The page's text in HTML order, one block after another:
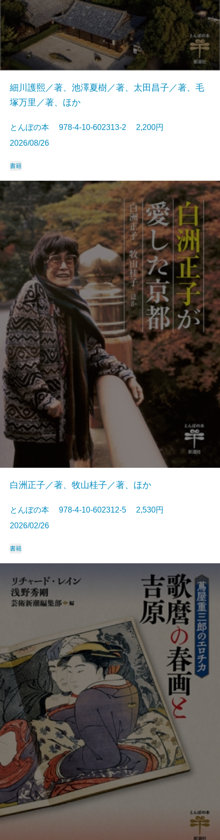
細川護熙／著、池澤夏樹／著、太田昌子／著、毛
塚万里／著、ほか
とんぼの本 978-4-10-602313-2 2,200円
2026/08/26
書籍
白洲正子／著、牧山桂子／著、ほか
とんぼの本 978-4-10-602312-5 2,530円
2026/02/26
書籍